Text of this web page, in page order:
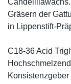
Gräsern der
in Lippenstift-
C18-36 Acid
Konsistenzgeber